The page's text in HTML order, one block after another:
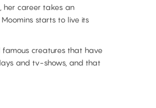
her career takes an
starts to live its
famous creatures that have
and tv-shows, and that